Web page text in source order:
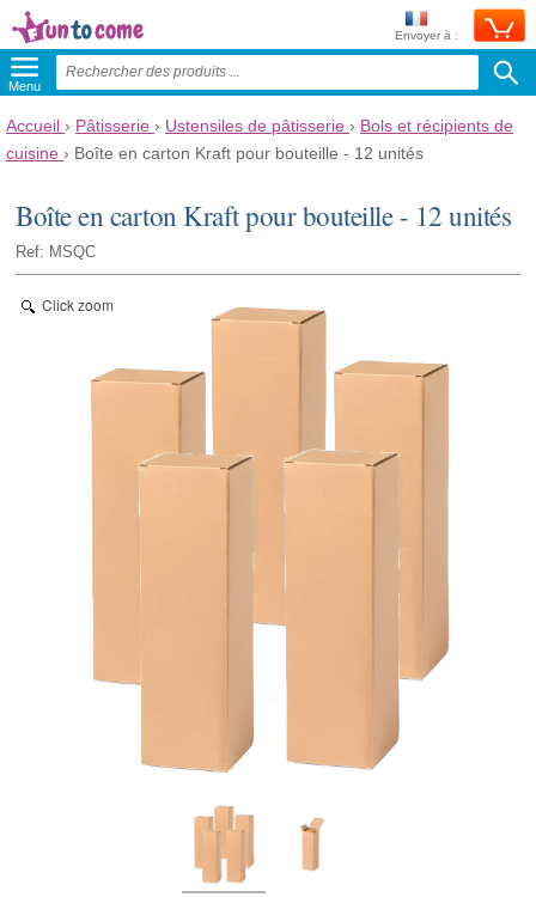
Envoyer à :
Menu
Accueil › Pâtisserie › Ustensiles de pâtisserie › Bols et récipients de
cuisine › Boîte en carton Kraft pour bouteille - 12 unités
Boîte en carton Kraft pour bouteille - 12 unités
Ref: MSQC
Click zoom